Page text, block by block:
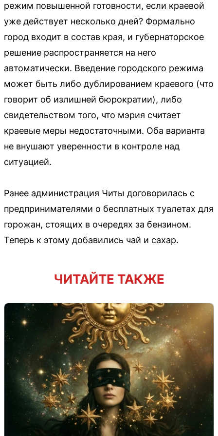
режим повышенной готовности, если краевой
уже действует несколько дней? Формально
город входит в состав края, и губернаторское
решение распространяется на него
автоматически. Введение городского режима
может быть либо дублированием краевого (что
говорит об излишней бюрократии), либо
свидетельством того, что мэрия считает
краевые меры недостаточными. Оба варианта
не внушают уверенности в контроле над
ситуацией.
Ранее администрация Читы договорилась с
предпринимателями о бесплатных туалетах для
горожан, стоящих в очередях за бензином.
Теперь к этому добавились чай и сахар.
ЧИТАЙТЕ ТАКЖЕ